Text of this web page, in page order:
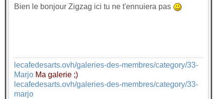
Bien le bonjour Zigzag ici tu ne t'ennuiera pas
lecafedesarts.ovh/galeries-des-membres/category/33-
Marjo Ma galerie ;)
lecafedesarts.ovh/galeries-des-membres/category/33-
marjo